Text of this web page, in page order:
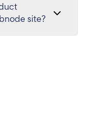
my Webnode site?